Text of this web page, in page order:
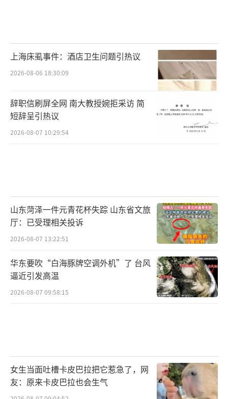
上海床虱事件：酒店卫生问题引热议
2026-08-06 18:30:09
辞职信刷屏全网 南大教授婉拒采访 简
短辞呈引热议
2026-08-07 10:29:54
山东菏泽一件元青花杯失踪 山东省文旅
厅：已受理相关投诉
2026-08-07 13:22:51
华东要吹“白海豚牌空调外机”了 台风
逼近引发高温
2026-08-07 09:58:15
女生当面吐槽卡皮巴拉把它惹急了，网
友：原来卡皮巴拉也会生气